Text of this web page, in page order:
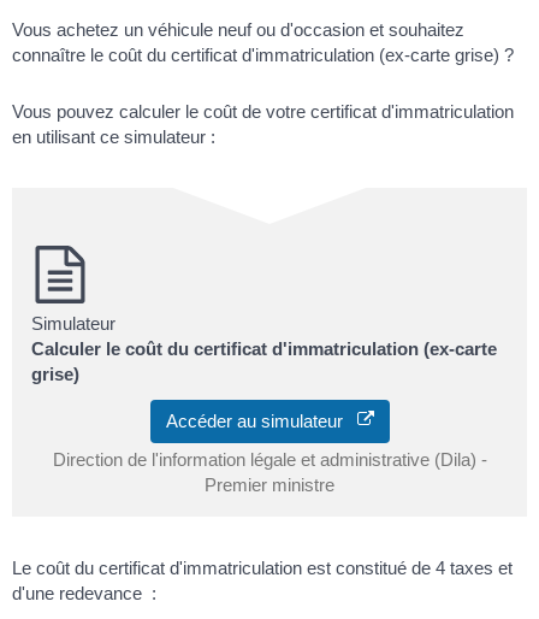
Vous achetez un véhicule neuf ou d'occasion et souhaitez
connaître le coût du certificat d'immatriculation (ex-carte grise) ?
Vous pouvez calculer le coût de votre certificat d'immatriculation
en utilisant ce simulateur :
Simulateur
Calculer le coût du certificat d'immatriculation (ex-carte
grise)
Accéder au simulateur
Direction de l'information légale et administrative (Dila) -
Premier ministre
Le coût du certificat d'immatriculation est constitué de 4 taxes et
d'une redevance :